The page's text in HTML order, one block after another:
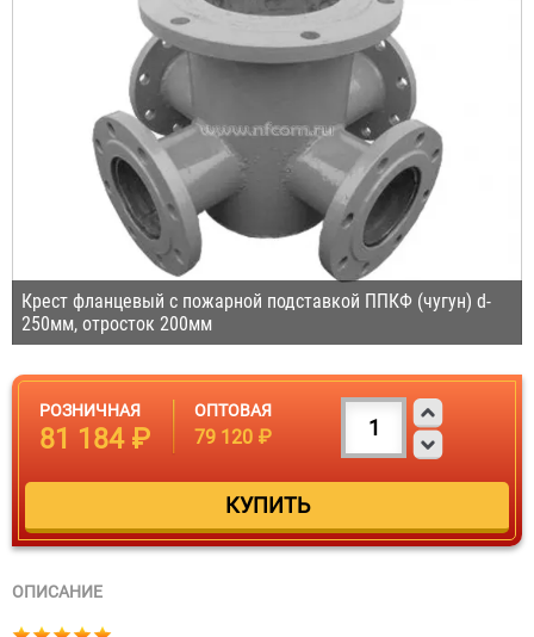
Крест фланцевый с пожарной подставкой ППКФ (чугун) d-
250мм, отросток 200мм
РОЗНИЧНАЯ
81 184 ₽
ОПТОВАЯ
79 120 ₽
ОПИСАНИЕ